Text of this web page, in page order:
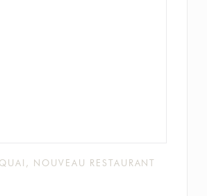
NOUVEAU RESTAURANT